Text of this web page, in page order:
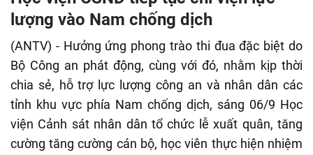
lượng vào Nam chống dịch
(ANTV) - Hưởng ứng phong trào thi đua đặc biệt do
Bộ Công an phát động, cùng với đó, nhằm kịp thời
chia sẻ, hỗ trợ lực lượng công an và nhân dân các
tỉnh khu vực phía Nam chống dịch, sáng 06/9 Học
viện Cảnh sát nhân dân tổ chức lễ xuất quân, tăng
cường tăng cường cán bộ, học viên thực hiện nhiệm